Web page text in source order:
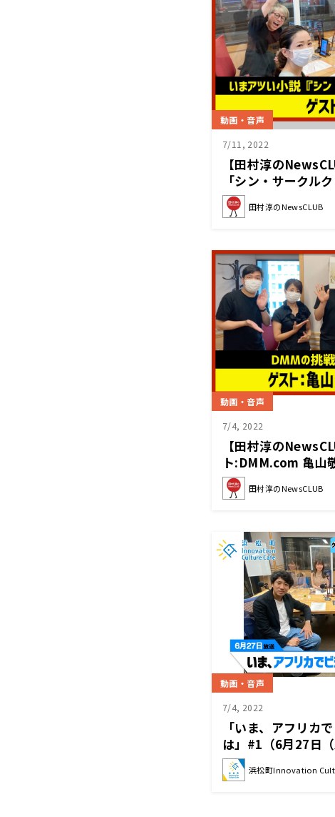
動画・音声
7/11, 2022
【田村淳の
「シン・サークル
（2022年7月9日前
田村淳のNewsCLUB
動画・音声
7/4, 2022
【田村淳の
ト:DMM.com 亀山
2日後半）
田村淳のNewsCLUB
動画・音声
7/4, 2022
「いま、アフリカ
は」#1（6月27日
寺久保拓摩(アンカ
本千津(RICCI
浜松町Innovation